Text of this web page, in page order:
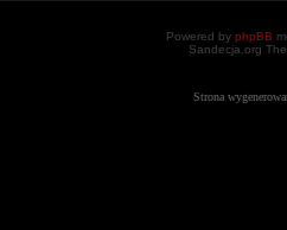
Powered by phpBB
Sandecja.org
Strona